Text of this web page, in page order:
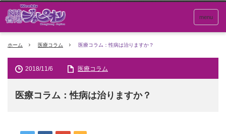
menu
ホーム 医療コラム 医療コラム：性病は治りますか？
2018/11/6 医療コラム
医療コラム：性病は治りますか？